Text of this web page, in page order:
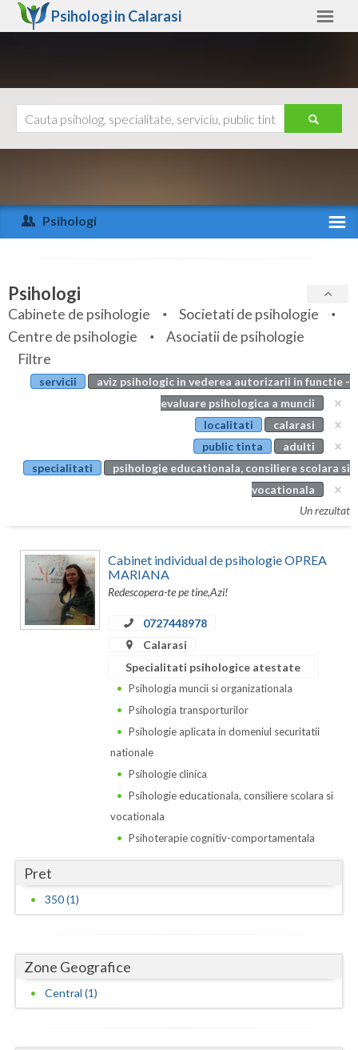
Psihologi in Calarasi
Arad
Arges
Bihor
Bistrita-Nasaud
Botosani
Bucuresti
Calarasi
Caras-Severin
Cluj
Constanta
Hunedoara
Ialomita
Ilfov
Maramures
Ajutor
Psihologi
Specialitati
Servicii
Articole
Evenimente
Psihologi
Cabinete de psihologie
Societati de psihologie
Centre de psihologie
Asociatii de psihologie
Filtre
servicii
aviz psihologic in vederea autorizarii in functie -
evaluare psihologica a muncii
localitati
calarasi
public tinta
adulti
specialitati
psihologie educationala, consiliere scolara si
vocationala
Un rezultat
Cabinet individual de psihologie OPREA
MARIANA
Redescopera-te pe tine,Azi!
0727448978
Calarasi
Specialitati psihologice atestate
Psihologia muncii si organizationala
Psihologia transporturilor
Psihologie aplicata in domeniul securitatii
nationale
Psihologie clinica
Psihologie educationala, consiliere scolara si
vocationala
Psihoterapie cognitiv-comportamentala
Pret
350 (1)
Zone Geografice
Central (1)